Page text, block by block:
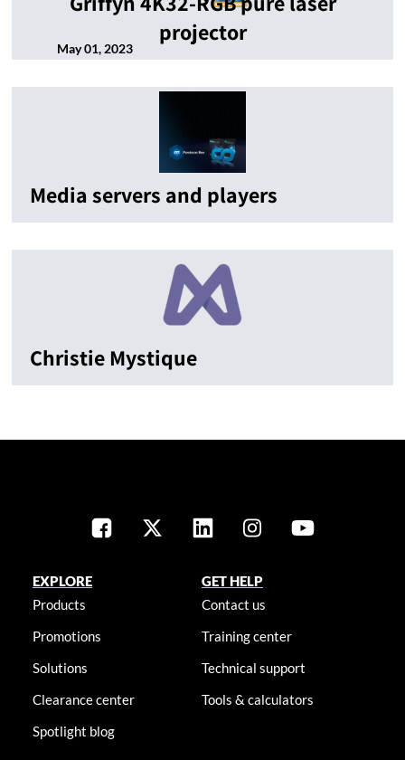
projector
May 01, 2023
Media servers and players
Christie Mystique
EXPLORE
Products
Promotions
Solutions
Clearance center
Spotlight blog
GET HELP
Contact us
Training center
Technical support
Tools & calculators